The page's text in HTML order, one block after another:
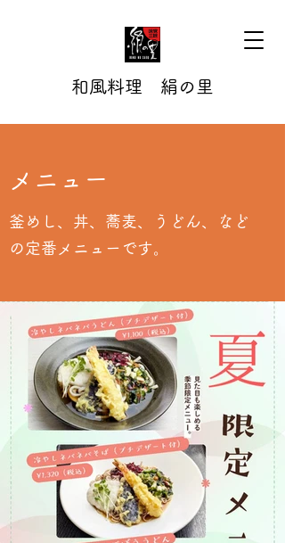
和風料理 絹の里
メニュー
釜めし、丼、蕎麦、うどん、など
の定番メニューです。